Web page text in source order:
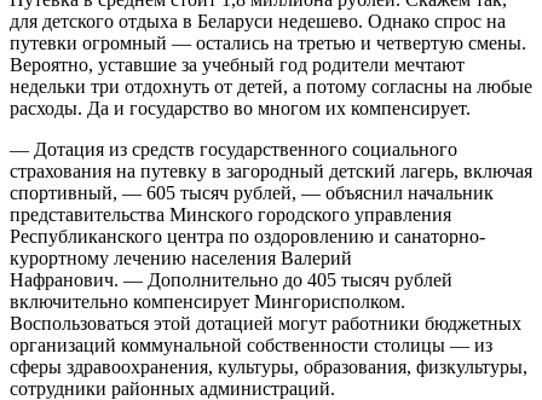
для детского отдыха в Беларуси недешево. Однако спрос на
путевки огромный — остались на третью и четвертую смены.
Вероятно, уставшие за учебный год родители мечтают
недельки три отдохнуть от детей, а потому согласны на любые
расходы. Да и государство во многом их компенсирует.
— Дотация из средств государственного социального
страхования на путевку в загородный детский лагерь, включая
спортивный, — 605 тысяч руб­лей, — объяснил начальник
представительства Минского городского управления
Республиканского центра по оздоровлению и санаторно-
курортному лечению населения Валерий
Нафранович. — Дополнительно до 405 ты­сяч рублей
включительно компенсирует Мингорисполком.
Воспользоваться этой дотацией могут работники бюджетных
организаций коммунальной собственности столицы — из
сферы здравоохранения, культуры, образования, физкультуры,
сотрудники районных администраций.